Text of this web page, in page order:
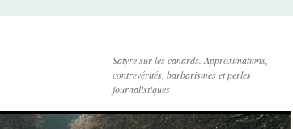
Satyre sur les canards. Approximations,
contrevérités, barbarismes et perles
journalistiques